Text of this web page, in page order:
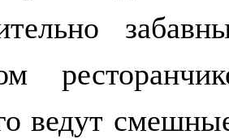
ведут